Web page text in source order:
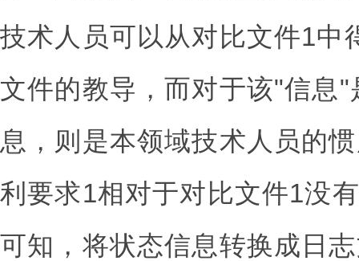
技术人员可以从对比文件1中
文件的教导，而对于该"信息
息，则是本领域技术人员的
利要求1相对于对比文件1没
可知，将状态信息转换成日